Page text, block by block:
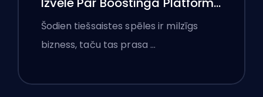
Iemācījusi Polijas Spēlētājiem
Par Tiešsaistes Pakalpojumu
Šodien tiešsaistes spēles ir milzīgs
bizness, taču tas prasa …